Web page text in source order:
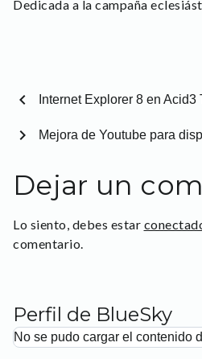
Dedicada a la campaña
chevron_left Internet Explorer 8 en Acid3
Mejora de Youtube para
chevron_right
Dejar un
Lo siento, debes estar
comentario.
Perfil de BlueSky
No se pudo cargar el contenido